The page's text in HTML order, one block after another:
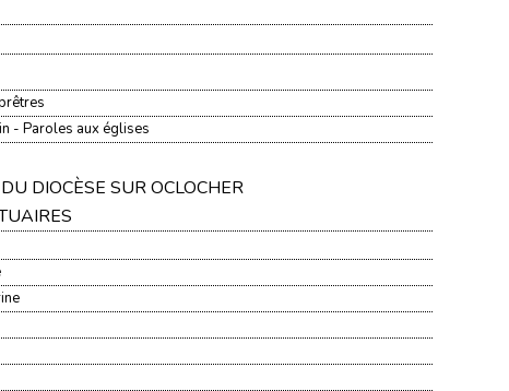
- Paroles aux églises
DIOCÈSE SUR OCLOCHER